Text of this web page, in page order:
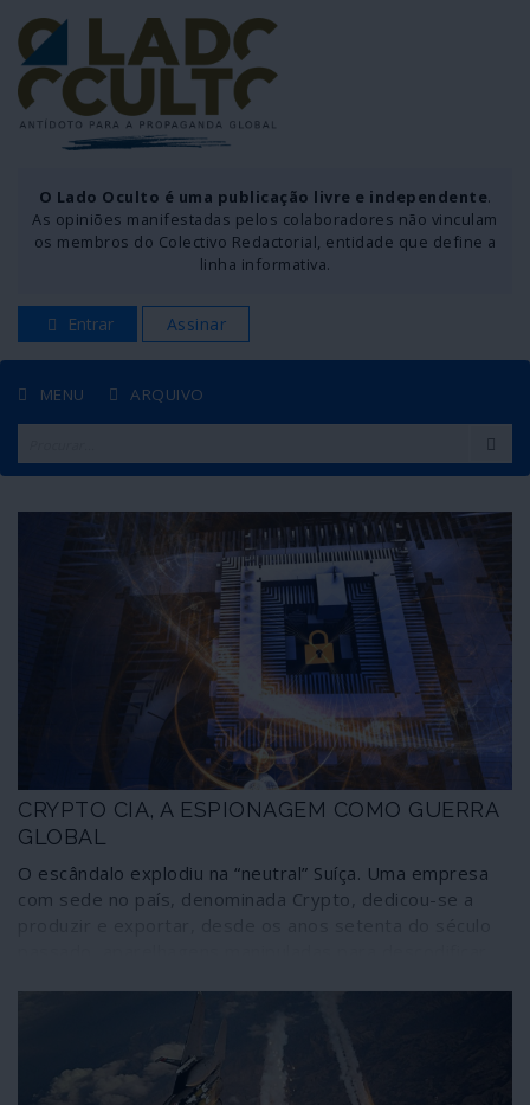
O Lado Oculto é uma publicação livre e independente.
As opiniões manifestadas pelos colaboradores não vinculam
os membros do Colectivo Redactorial, entidade que define a
linha informativa.
Entrar Assinar
MENU ARQUIVO
CRYPTO CIA, A ESPIONAGEM COMO GUERRA
GLOBAL
O escândalo explodiu na “neutral” Suíça. Uma empresa
com sede no país, denominada Crypto, dedicou-se a
propriedade da norte-americana CIA e dos serviços
secretos da Alemanha Federal (BND). “É o golpe de